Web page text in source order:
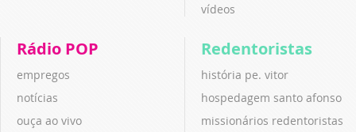
vídeos
Rádio POP
empregos
notícias
ouça ao vivo
Redentoristas
história pe. vitor
hospedagem santo afonso
missionários redentoristas